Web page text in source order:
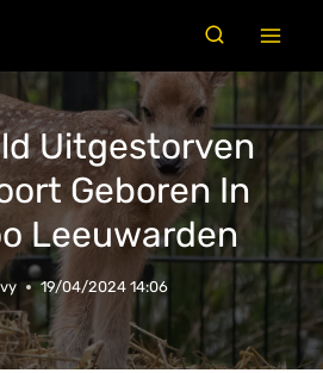
Uitgestorven
Geboren In
Leeuwarden
19/04/2024 14:06